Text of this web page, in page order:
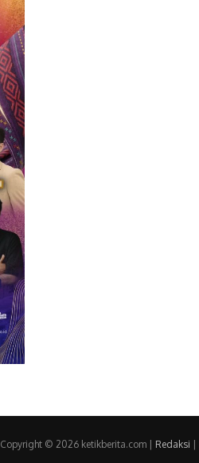
Copyright © 2026 ketikberita.com | Redaksi